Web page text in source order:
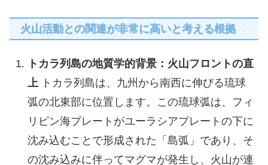
火山活動との関連が非常に高いと考える根拠
トカラ列島の地質学的背景：火山フロントの直
上トカラ列島は、九州から南西に伸びる琉球
弧の北東部に位置します。この琉球弧は、フィ
リピン海プレートがユーラシアプレートの下に
沈み込むことで形成された「島弧」であり、そ
の沈み込みに伴ってマグマが発生し、火山が連